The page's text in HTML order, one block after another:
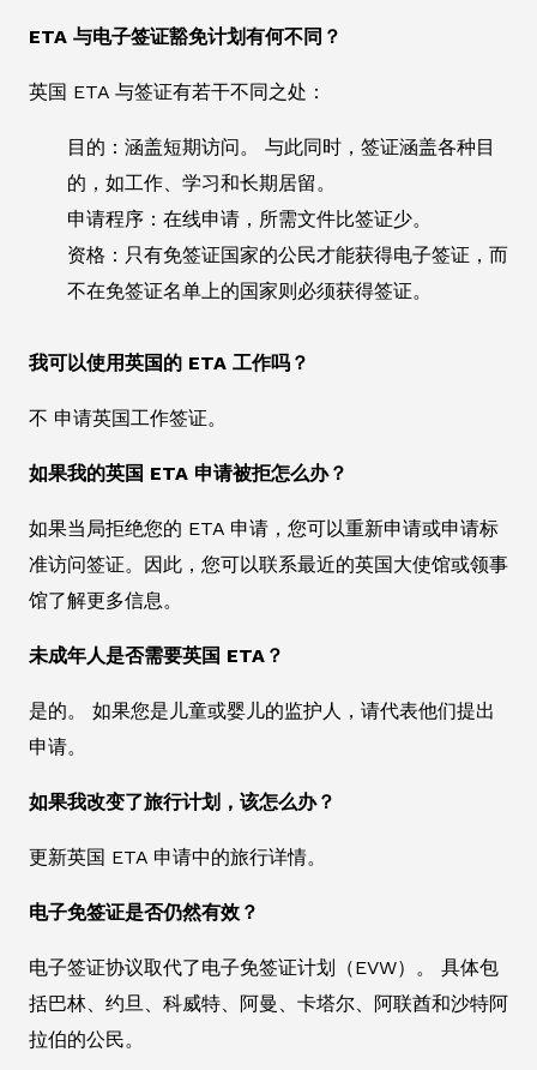
ETA 与电子签证豁免计划有何不同？
英国 ETA 与签证有若干不同之处：
目的：涵盖短期访问。 与此同时，签证涵盖各种目
的，如工作、学习和长期居留。
申请程序：在线申请，所需文件比签证少。
资格：只有免签证国家的公民才能获得电子签证，而
不在免签证名单上的国家则必须获得签证。
我可以使用英国的 ETA 工作吗？
不 申请英国工作签证。
如果我的英国 ETA 申请被拒怎么办？
如果当局拒绝您的 ETA 申请，您可以重新申请或申请标
准访问签证。因此，您可以联系最近的英国大使馆或领事
馆了解更多信息。
未成年人是否需要英国 ETA？
是的。 如果您是儿童或婴儿的监护人，请代表他们提出
申请。
如果我改变了旅行计划，该怎么办？
更新英国 ETA 申请中的旅行详情。
电子免签证是否仍然有效？
电子签证协议取代了电子免签证计划（EVW）。 具体包
括巴林、约旦、科威特、阿曼、卡塔尔、阿联酋和沙特阿
拉伯的公民。